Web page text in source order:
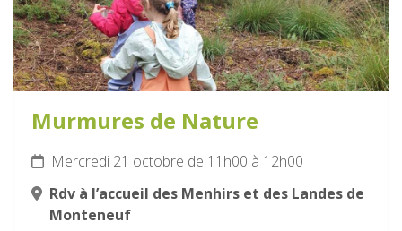
Murmures de Nature
Mercredi 21 octobre de 11h00 à 12h00
Rdv à l’accueil des Menhirs et des Landes de
Monteneuf